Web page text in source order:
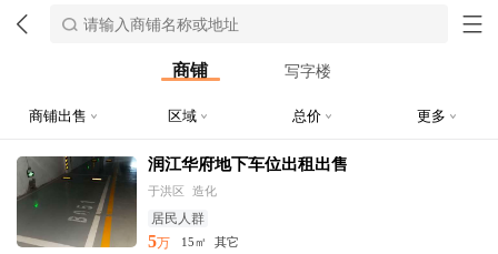
商铺 写字楼
商铺出售 区域 总价 更多
润江华府地下车位出租出售
于洪区 造化
居民人群
5万 15㎡ 其它